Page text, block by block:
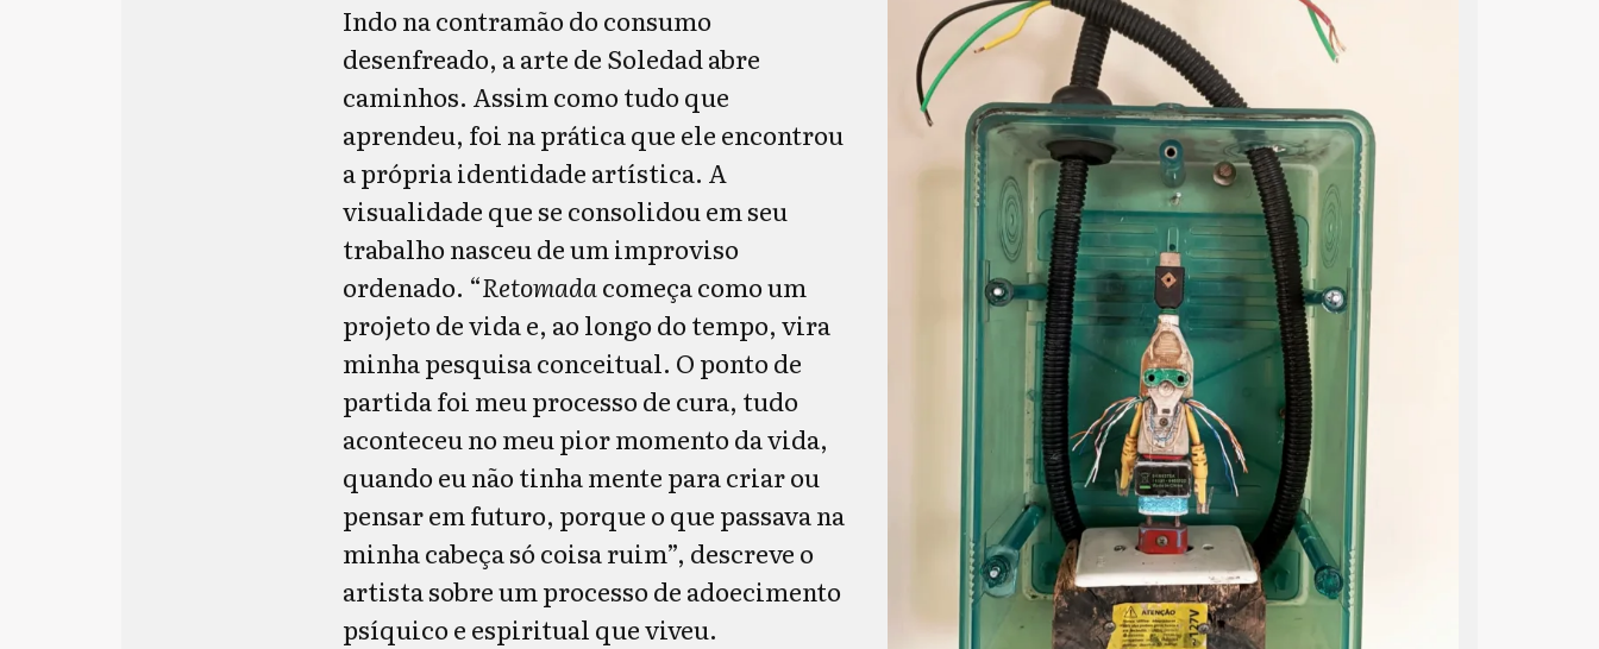
Indo na contramão do consumo
desenfreado, a arte de Soledad abre
caminhos. Assim como tudo que
aprendeu, foi na prática que ele encontrou
a própria identidade artística. A
visualidade que se consolidou em seu
trabalho nasceu de um improviso
ordenado. “Retomadacomeça como um
projeto de vida e, ao longo do tempo, vira
minha pesquisa conceitual. O ponto de
partida foi meu processo de cura, tudo
aconteceu no meu pior momento da vida,
quando eu não tinha mente para criar ou
pensar em futuro, porque o que passava na
minha cabeça só coisa ruim”, descreve o
artista sobre um processo de adoecimento
psíquico e espiritual que viveu.